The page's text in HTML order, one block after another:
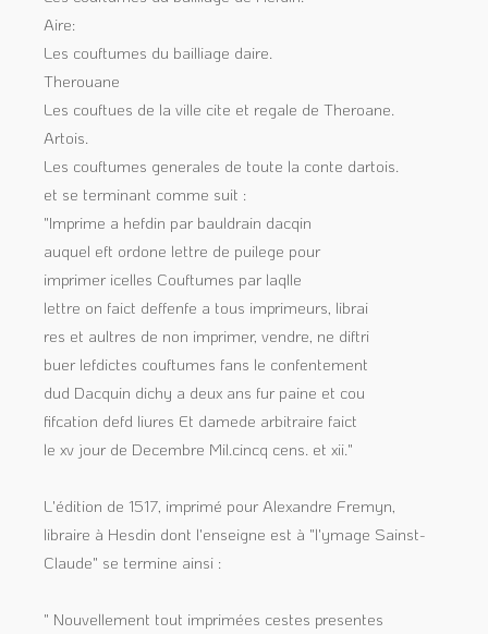
Aire:
Les couftumes du bailliage daire.
Therouane
Les couftues de la ville cite et regale de Theroane.
Artois.
Les couftumes generales de toute la conte dartois.
et se terminant comme suit :
"Imprime a hefdin par bauldrain dacqin
auquel eft ordone lettre de puilege pour
imprimer icelles Couftumes par laqlle
lettre on faict deffenfe a tous imprimeurs, librai
res et aultres de non imprimer, vendre, ne diftri
buer lefdictes couftumes fans le confentement
dud Dacquin dichy a deux ans fur paine et cou
fifcation defd liures Et damede arbitraire faict
le xv jour de Decembre Mil.cincq cens. et xii."
L'édition de 1517, imprimé pour Alexandre Fremyn,
libraire à Hesdin dont l'enseigne est à "l'ymage Sainst-
Claude" se termine ainsi :
" Nouvellement tout imprimées cestes presentes